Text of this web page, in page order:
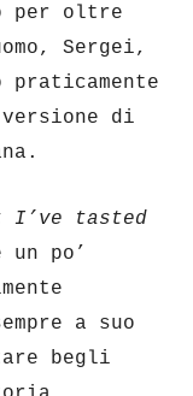
per oltre
Sergei,
di
I’ve tasted
po’
a suo
begli